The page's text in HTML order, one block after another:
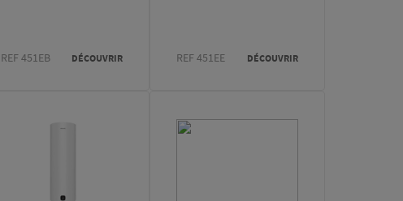
REF 451EB DÉCOUVRIR REF 451EE DÉCOUVRIR